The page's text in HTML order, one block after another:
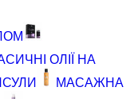
ОЛІЇ НА
МАСАЖНА